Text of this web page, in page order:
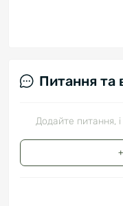
Питання та
Додайте питання,